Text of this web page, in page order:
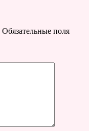
Обязательные поля